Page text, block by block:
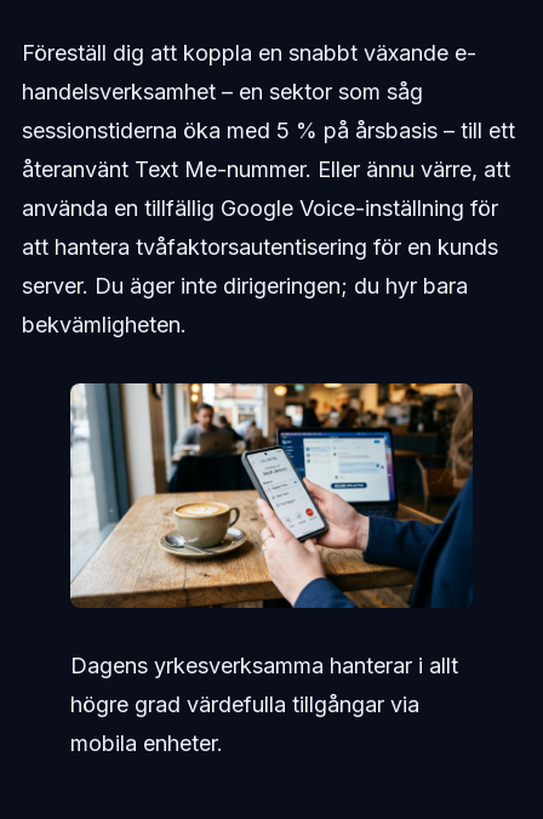
Föreställ dig att koppla en snabbt växande e-
handelsverksamhet – en sektor som såg
sessionstiderna öka med 5 % på årsbasis – till ett
återanvänt Text Me-nummer. Eller ännu värre, att
använda en tillfällig Google Voice-inställning för
att hantera tvåfaktorsautentisering för en kunds
server. Du äger inte dirigeringen; du hyr bara
bekvämligheten.
Dagens yrkesverksamma hanterar i allt
högre grad värdefulla tillgångar via
mobila enheter.